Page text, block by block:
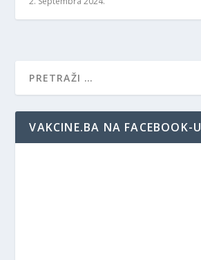
VAKCINE.BA NA FACEBOOK-U